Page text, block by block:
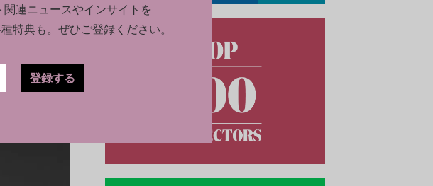
の
るの
連ニュースやインサイトを
特典も。ぜひご登録ください。
登録する